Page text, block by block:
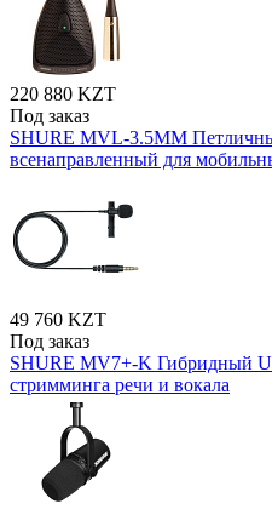
220 880 KZT
Под заказ
SHURE MVL-3.5MM
всенаправленный для
49 760 KZT
Под заказ
SHURE MV7+-K Гибридный
стримминга речи и вокала